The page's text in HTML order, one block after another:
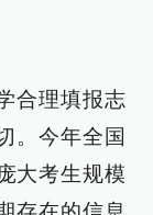
合理填报志
。今年全国
大考生规模